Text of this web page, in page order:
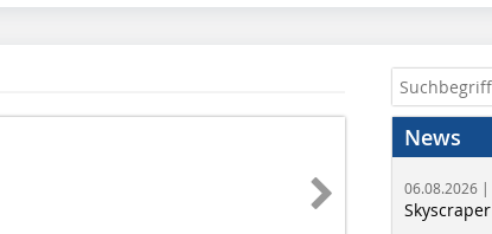
News
06.08.2026 |
Skyscraper